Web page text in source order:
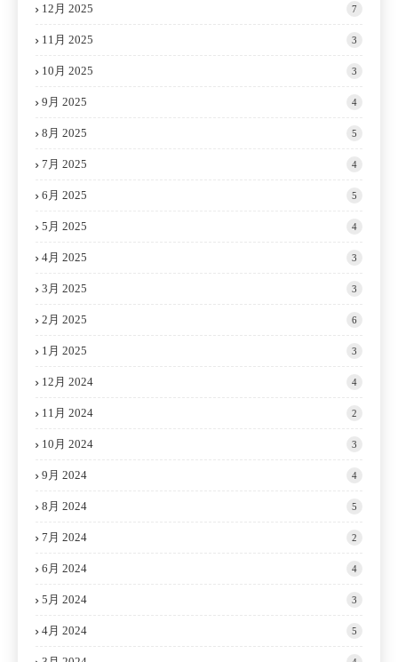
12月 2025 7
11月 2025 3
10月 2025 3
9月 2025 4
8月 2025 5
7月 2025 4
6月 2025 5
5月 2025 4
4月 2025 3
3月 2025 3
2月 2025 6
1月 2025 3
12月 2024 4
11月 2024 2
10月 2024 3
9月 2024 4
8月 2024 5
7月 2024 2
6月 2024 4
5月 2024 3
4月 2024 5